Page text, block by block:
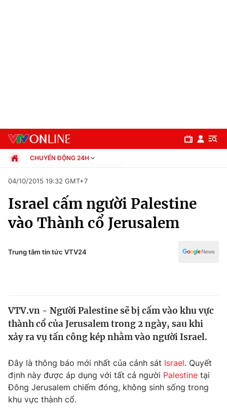
Chuyên mục
Chính trị
Xã hội
Y tế
Tin tức
Thế giới đó đây
Kinh tế
Tài chính
Dữ liệu và đời sống
CHUYỂN ĐỘNG 24H
Xã hội
Pháp luật
Thể thao
Văn hóa - Giải trí
Giáo dục
04/10/2015 19:32 GMT+7
Israel cấm người Palestine
vào Thành cổ Jerusalem
Trung tâm tin tức VTV24
VTV.vn - Người Palestine sẽ bị cấm vào khu vực
thành cổ của Jerusalem trong 2 ngày, sau khi
xảy ra vụ tấn công kép nhằm vào người Israel.
Đây là thông báo mới nhất của cảnh sát Israel. Quyết
định này được áp dụng với tất cả người Palestine tại
Đông Jerusalem chiếm đóng, không sinh sống trong
khu vực thành cổ.